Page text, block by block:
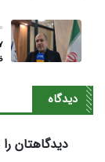
دیدگاه
دیدگاهتان